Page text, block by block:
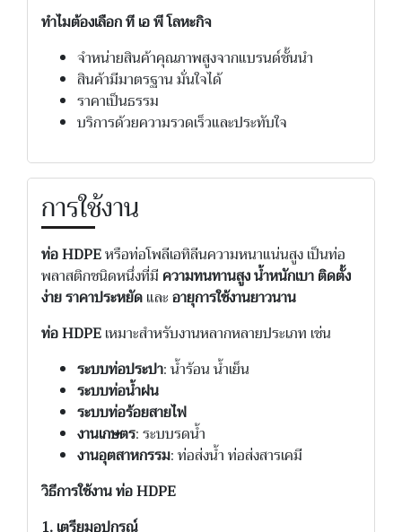
ทำไมต้องเลือก ที เอ พี โลหะกิจ
จำหน่ายสินค้าคุณภาพสูงจากแบรนด์ชั้นนำ
สินค้ามีมาตรฐาน มั่นใจได้
ราคาเป็นธรรม
บริการด้วยความรวดเร็วและประทับใจ
การใช้งาน
ท่อ HDPEหรือท่อโพลีเอทิลีนความหนาแน่นสูง เป็นท่อ
พลาสติกชนิดหนึ่งที่มี ความทนทานสูงน้ำหนักเบาติดตั้ง
ง่ายราคาประหยัดและอายุการใช้งานยาวนาน
ท่อ HDPEเหมาะสำหรับงานหลากหลายประเภท เช่น
ระบบท่อประปา: น้ำร้อน น้ำเย็น
ระบบท่อน้ำฝน
ระบบท่อร้อยสายไฟ
งานเกษตร: ระบบรดน้ำ
งานอุตสาหกรรม: ท่อส่งน้ำ ท่อส่งสารเคมี
วิธีการใช้งาน ท่อ HDPE